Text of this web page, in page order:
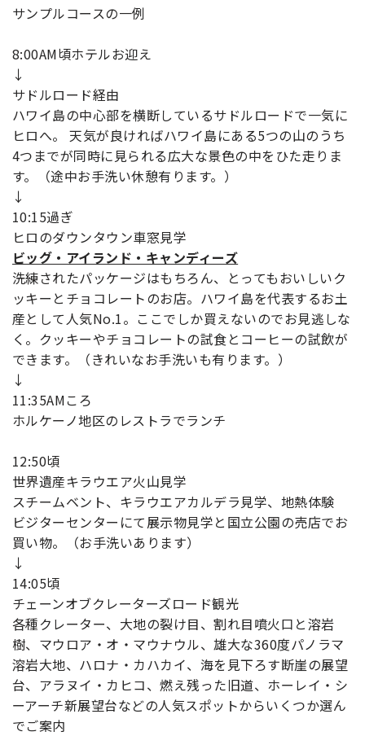
サンプルコースの一例
8:00AM頃ホテルお迎え
↓
サドルロード経由
ハワイ島の中心部を横断しているサドルロードで一気に
ヒロへ。 天気が良ければハワイ島にある5つの山のうち
4つまでが同時に見られる広大な景色の中をひた走りま
す。（途中お手洗い休憩有ります。）
↓
10:15過ぎ
ヒロのダウンタウン車窓見学
ビッグ・アイランド・キャンディーズ
洗練されたパッケージはもちろん、とってもおいしいク
ッキーとチョコレートのお店。ハワイ島を代表するお土
産として人気No.1。ここでしか買えないのでお見逃しな
く。クッキーやチョコレートの試食とコーヒーの試飲が
できます。（きれいなお手洗いも有ります。）
↓
11:35AMころ
ホルケーノ地区のレストラでランチ
12:50頃
世界遺産キラウエア火山見学
スチームベント、キラウエアカルデラ見学、地熱体験
ビジターセンターにて展示物見学と国立公園の売店でお
買い物。（お手洗いあります）
↓
14:05頃
チェーンオブクレーターズロード観光
各種クレーター、大地の裂け目、割れ目噴火口と溶岩
樹、マウロア・オ・マウナウル、雄大な360度パノラマ
溶岩大地、ハロナ・カハカイ、海を見下ろす断崖の展望
台、アラヌイ・カヒコ、燃え残った旧道、ホーレイ・シ
ーアーチ新展望台などの人気スポットからいくつか選ん
でご案内